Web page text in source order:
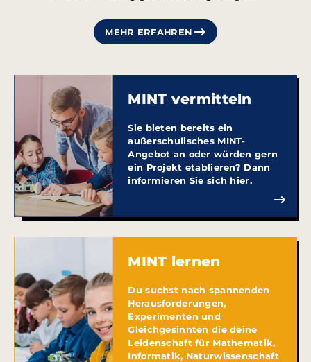
MEHR ERFAHREN
MINT vermitteln
Sie bieten bereits ein
außerschulisches MINT-
Angebot an oder würden gern
ein Projekt etablieren? Dann
informieren Sie sich hier.
MINT lernen
Du suchst nach spannenden
Herausforderungen,
Experimenten und
Gleichgesinnten die deine
Leidenschaft für Mathematik,
Informatik, Naturwissenschaft